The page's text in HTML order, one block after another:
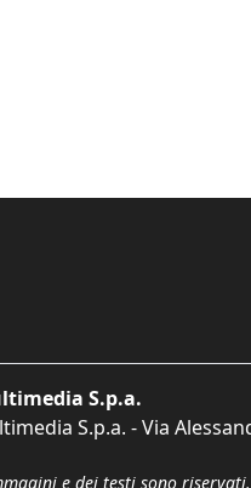
S.p.a.
S.p.a. - Via
e dei testi sono